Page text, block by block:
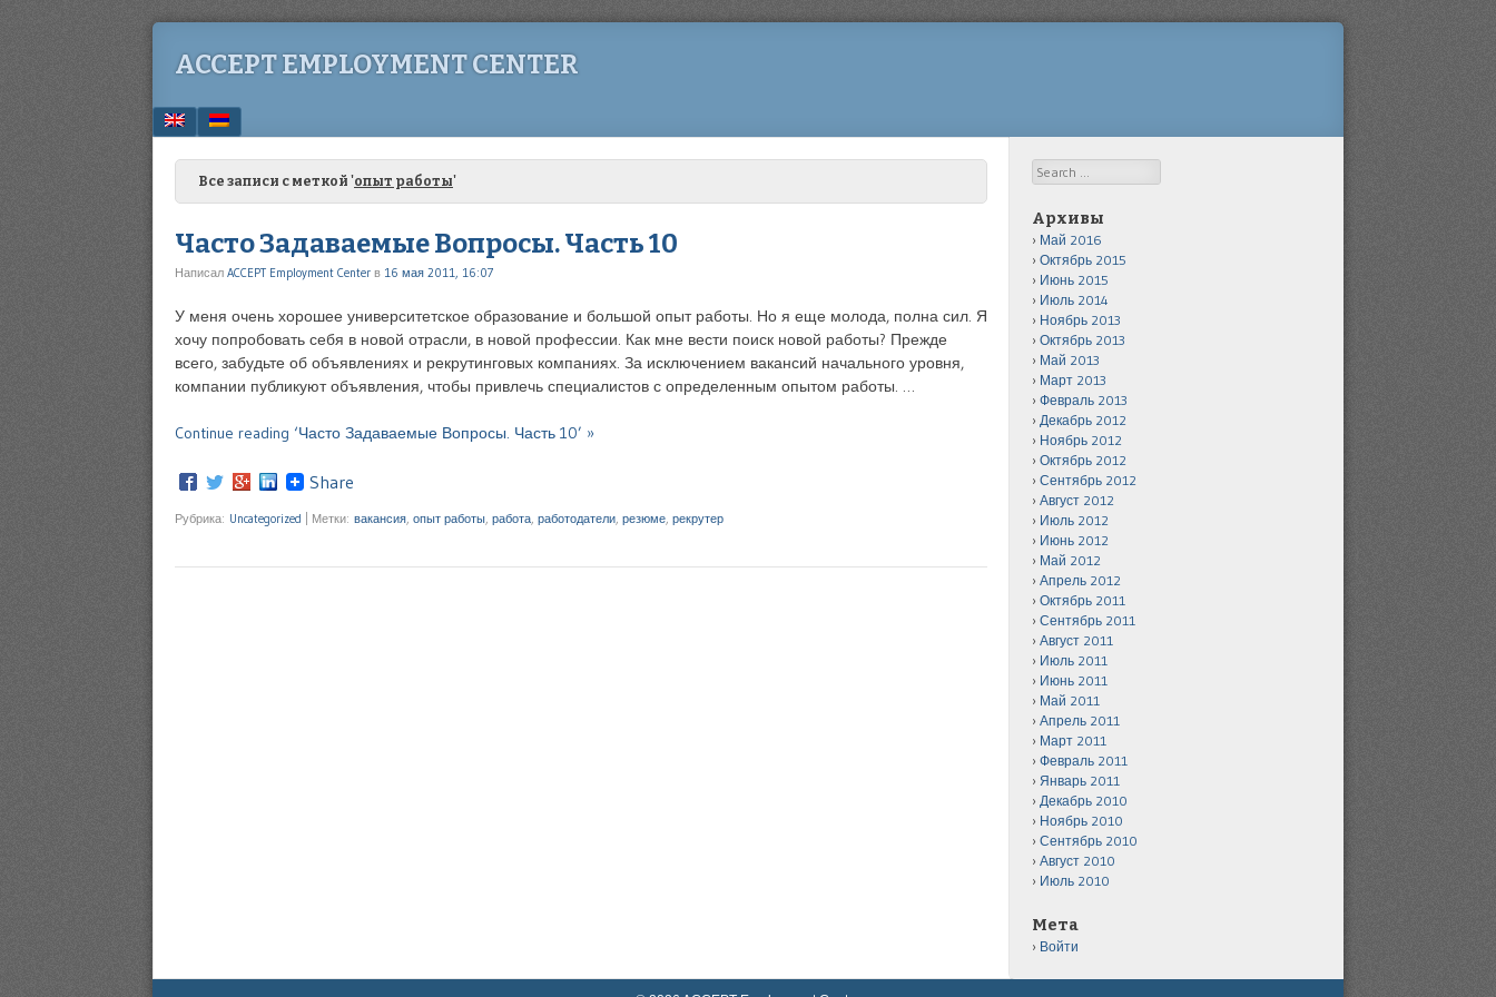
ACCEPT EMPLOYMENT CENTER
Menu
SKIP TO CONTENT
Все записи с меткой 'опыт работы'
Часто Задаваемые Вопросы. Часть 10
Написал ACCEPT Employment Center в 16 мая 2011, 16:07
У меня очень хорошее университетское образование и большой опыт работы. Но я еще молода, полна сил. Я
хочу попробовать себя в новой отрасли, в новой профессии. Как мне вести поиск новой работы? Прежде
всего, забудьте об объявлениях и рекрутинговых компаниях. За исключением вакансий начального уровня,
компании публикуют объявления, чтобы привлечь специалистов с определенным опытом работы. …
Continue reading ‘Часто Задаваемые Вопросы. Часть 10’ »
Share
Рубрика: Uncategorized Метки: вакансия, опыт работы, работа, работодатели, резюме, рекрутер
Search
Архивы
Май 2016
Октябрь 2015
Июнь 2015
Июль 2014
Ноябрь 2013
Октябрь 2013
Май 2013
Март 2013
Февраль 2013
Декабрь 2012
Ноябрь 2012
Октябрь 2012
Сентябрь 2012
Август 2012
Июль 2012
Июнь 2012
Май 2012
Апрель 2012
Октябрь 2011
Сентябрь 2011
Август 2011
Июль 2011
Июнь 2011
Май 2011
Апрель 2011
Март 2011
Февраль 2011
Январь 2011
Декабрь 2010
Ноябрь 2010
Сентябрь 2010
Август 2010
Июль 2010
Мета
Войти